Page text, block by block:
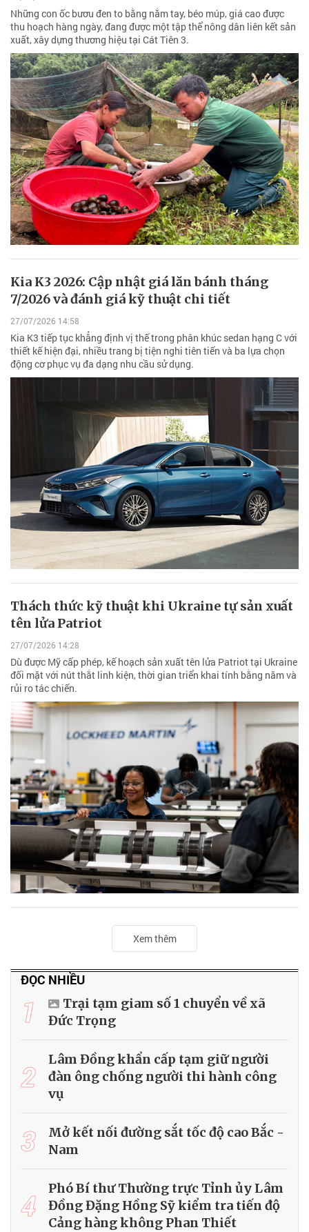
Những con ốc bươu đen to bằng nắm tay, béo múp, giá cao được
thu hoạch hàng ngày, đang được một tập thể nông dân liên kết sản
xuất, xây dựng thương hiệu tại Cát Tiên 3.
Kia K3 2026: Cập nhật giá lăn bánh tháng
7/2026 và đánh giá kỹ thuật chi tiết
27/07/2026 14:58
Kia K3 tiếp tục khẳng định vị thế trong phân khúc sedan hạng C với
thiết kế hiện đại, nhiều trang bị tiện nghi tiên tiến và ba lựa chọn
động cơ phục vụ đa dạng nhu cầu sử dụng.
Thách thức kỹ thuật khi Ukraine tự sản xuất
tên lửa Patriot
27/07/2026 14:28
Dù được Mỹ cấp phép, kế hoạch sản xuất tên lửa Patriot tại Ukraine
đối mặt với nút thắt linh kiện, thời gian triển khai tính bằng năm và
rủi ro tác chiến.
Xem thêm
ĐỌC NHIỀU
1
Trại tạm giam số 1 chuyển về xã
Đức Trọng
2
Lâm Đồng khẩn cấp tạm giữ người
đàn ông chống người thi hành công
vụ
3
Mở kết nối đường sắt tốc độ cao Bắc -
Nam
4
Phó Bí thư Thường trực Tỉnh ủy Lâm
Đồng Đặng Hồng Sỹ kiểm tra tiến độ
Cảng hàng không Phan Thiết